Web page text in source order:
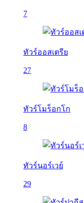
7
ทัวร์ออสเตรีย
27
ทัวร์โมร็อกโก
8
ทัวร์นอร์เวย์
29